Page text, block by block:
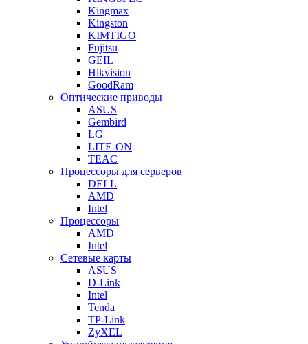
Kingmax
Kingston
KIMTIGO
Fujitsu
GEIL
Hikvision
GoodRam
Оптические приводы
ASUS
Gembird
LG
LITE-ON
TEAC
Процессоры для серверов
DELL
AMD
Intel
Процессоры
AMD
Intel
Сетевые карты
ASUS
D-Link
Intel
Tenda
TP-Link
ZyXEL